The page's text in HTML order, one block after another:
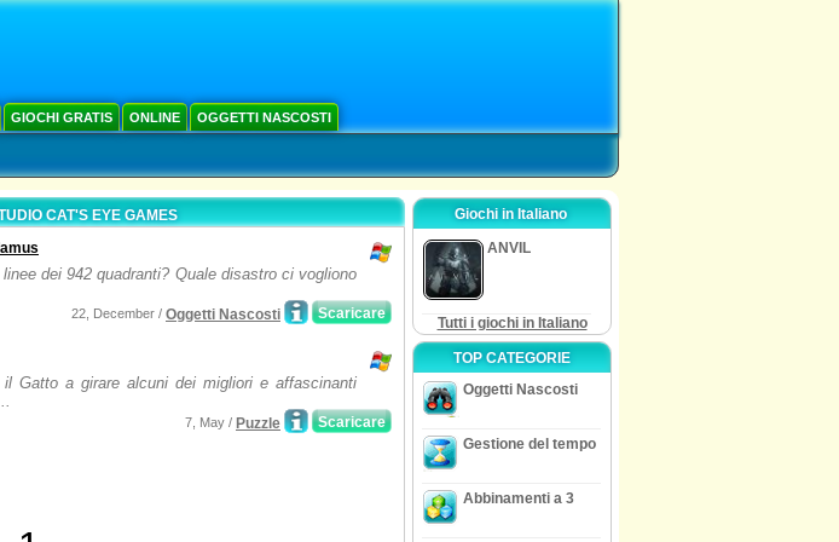
GIOCHI GRATIS ONLINE OGGETTI NASCOSTI
CAT'S EYE GAMES
dei 942 quadranti? Quale disastro ci vogliono
Scaricare
22, December / Oggetti Nascosti
Gatto a girare alcuni dei migliori e affascinanti
Scaricare
7, May / Puzzle
Giochi in Italiano
ANVIL
Tutti i giochi in Italiano
TOP CATEGORIE
Oggetti Nascosti
Gestione del tempo
Abbinamenti a 3